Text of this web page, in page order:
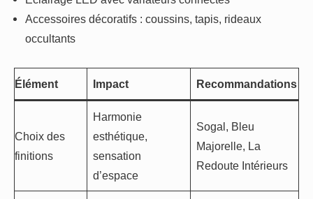
Accessoires décoratifs : coussins, tapis, rideaux
occultants
Élément Impact Recommandations
Choix des
finitions
Harmonie
esthétique,
sensation
d’espace
Sogal, Bleu
Majorelle, La
Redoute Intérieurs